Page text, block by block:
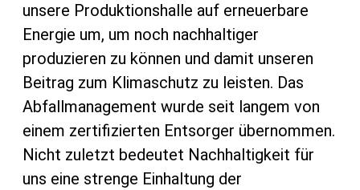
unsere Produktionshalle auf erneuerbare
Energie um, um noch nachhaltiger
produzieren zu können und damit unseren
Beitrag zum Klimaschutz zu leisten. Das
Abfallmanagement wurde seit langem von
einem zertifizierten Entsorger übernommen.
Nicht zuletzt bedeutet Nachhaltigkeit für
uns eine strenge Einhaltung der